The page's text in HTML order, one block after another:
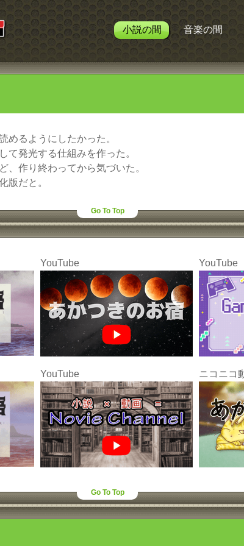
小説の間 音楽の間
めるようにしたかった。
て発光する仕組みを作った。
、作り終わってから気づいた。
版だと。
Go To Top
YouTube
YouTube
YouTube
ニコニコ
Go To Top